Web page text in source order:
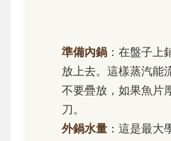
準備內鍋 ：在盤子上
放上去。這樣蒸汽能
不要疊放，如果魚片
刀。
外鍋水量 ：這是最大